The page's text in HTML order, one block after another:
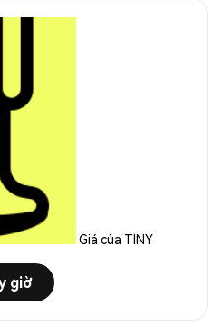
Giá của TINY
giờ